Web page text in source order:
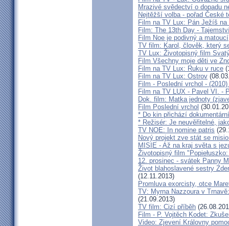
Mrazivé svědectví o dopadu
Nejtěžší volba - pořad České
Film na TV Lux: Pán Ježíš na
Film: The 13th Day -
Film Noe je podivný a
TV film: Karol, člověk, který
TV Lux: Životopisný film
Film Všechny moje děti ve
Film na TV Lux: Ruku v ruce
Film na TV Lux: Ostrov
Film - Poslední vrchol -
Film na TV LUX - Pavel VI. -
Dok. film: Matka jednoty
Film Poslední vrchol
* Do kin přichází
* Režisér: Je neuvěřitelné,
TV NOE: In nomine patris
Nový projekt zve stát se
MISIE - Až na kraj světa s
Životopisný film
12. prosinec - svátek Panny
Život blahoslavené sestry
(12.11.2013)
Promluva exorcisty, otce
TV: Myrna Nazzoura v
(21.09.2013)
TV film: Cizí příběh
Film - P. Vojtěch Kodet:
Video: Zjevení Královny